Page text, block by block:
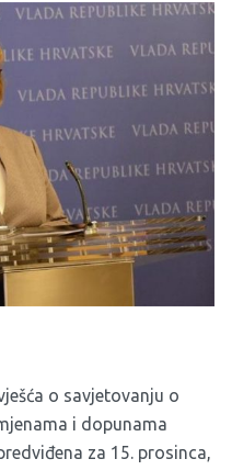
o savjetovanju o
i dopunama
za 15. prosinca,